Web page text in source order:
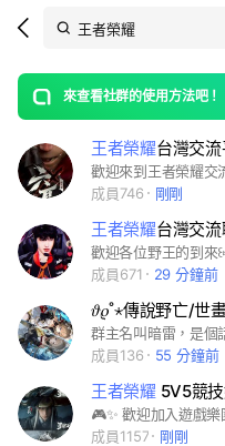
Search
OpenChats
messages
search
area
來查看社群的使用方法吧！
open
王者榮耀台灣交
成員746
剛剛
王者榮耀台灣交流
成員671
29 分鐘前
成員136
55 分鐘前
王者榮耀5V5競
成員1157
剛剛